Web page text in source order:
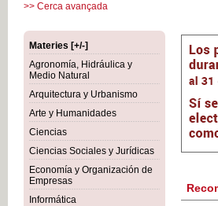
>> Cerca avançada
Materies [+/-]
Agronomía, Hidráulica y
Medio Natural
Arquitectura y Urbanismo
Arte y Humanidades
Ciencias
Ciencias Sociales y Jurídicas
Economía y Organización de
Empresas
Informática